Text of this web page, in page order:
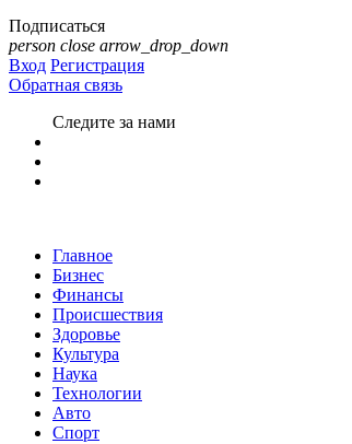
Подписаться
person close arrow_drop_down
Вход Регистрация
Обратная связь
Следите за нами
Главное
Бизнес
Финансы
Происшествия
Здоровье
Культура
Наука
Технологии
Авто
Спорт